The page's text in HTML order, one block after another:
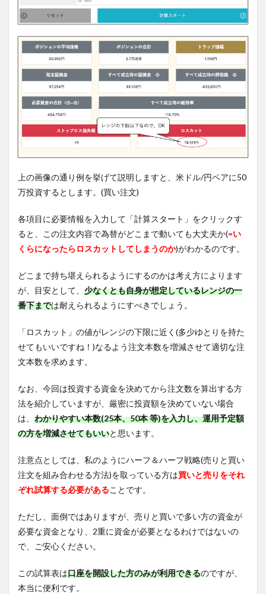
上の画像の通り例を挙げて説明しますと、米ドル/円ペアに50
万投資するとします。(買い注文)
各項目に必要情報を入力して「計算スタート」をクリックす
ると、この注文内容で為替がどこまで動いても大丈夫か(=い
くらになったらロスカットしてしまうのか)がわかるのです。
どこまで持ち堪えられるようにするのかは考え方によります
が、目安として、 少なくとも自身が想定しているレンジの一
番下までは耐えられるようにすべきでしょう。
「ロスカット」の値がレンジの下限に近く(多少ゆとりを持た
せてもいいですね！)なるよう注文本数を増減させて適切な注
文本数を求めます。
なお、今回は投資する資金を決めてから注文数を算出する方
法を紹介していますが、厳密に投資額を決めていない場合
は、 わかりやすい本数(25本、50本 等)を入力し、運用予定額
の方を増減させてもいいと思います。
注意点としては、私のようにハーフ＆ハーフ戦略(売りと買い
注文を組み合わせる方法)を取っている方は買いと売りをそれ
ぞれ試算する必要があることです。
ただし、面倒ではありますが、売りと買いで多い方の資金が
必要な資金となり、2重に資金が必要となるわけではないの
で、ご安心ください。
この試算表は口座を開設した方のみが利用できるのですが、
本当に便利です。